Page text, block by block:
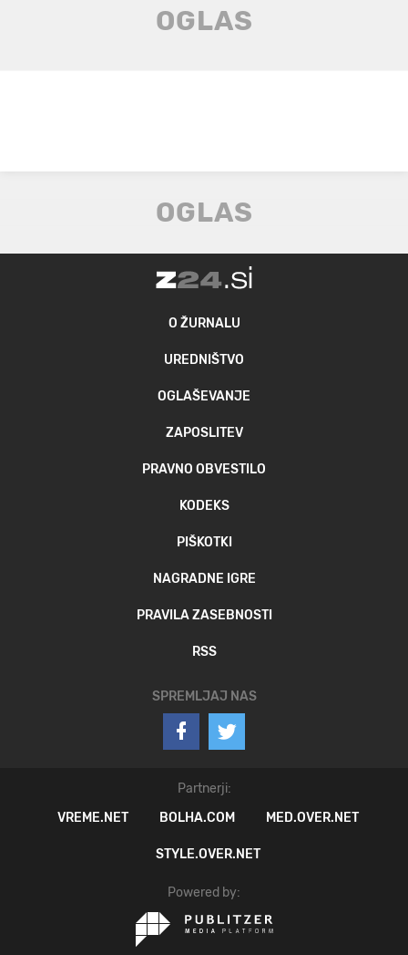
O ŽURNALU
UREDNIŠTVO
OGLAŠEVANJE
ZAPOSLITEV
PRAVNO OBVESTILO
KODEKS
PIŠKOTKI
NAGRADNE IGRE
PRAVILA ZASEBNOSTI
RSS
SPREMLJAJ NAS
Partnerji:
VREME.NET
BOLHA.COM MED.OVER.NET
STYLE.OVER.NET
Powered by: